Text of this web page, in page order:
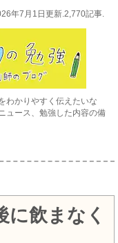
年7月1日更新.2,770記事.
わかりやすく伝えたいな
ュース、勉強した内容の備
に飲まなく